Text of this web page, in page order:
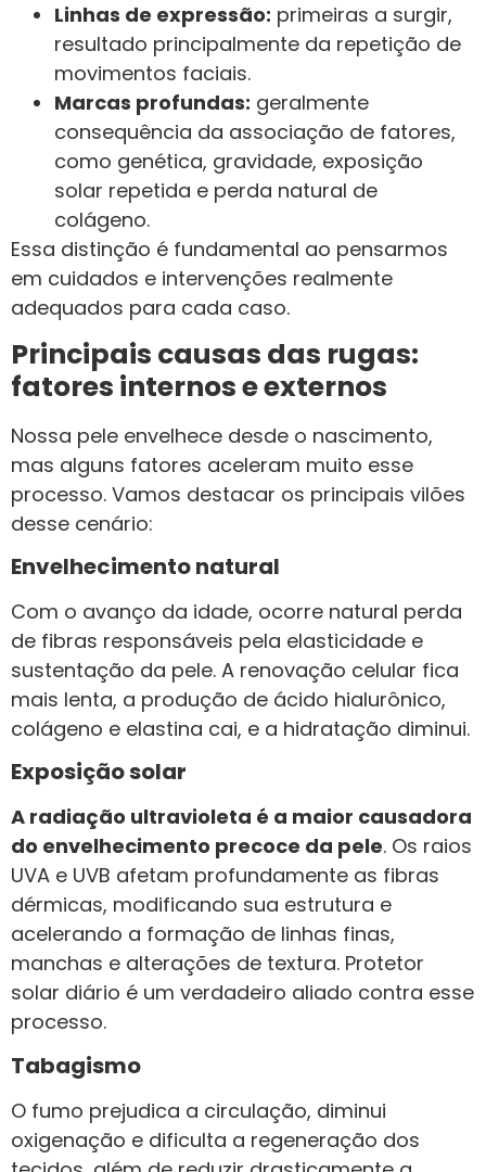
Linhas de expressão: primeiras a surgir,
resultado principalmente da repetição de
movimentos faciais.
Marcas profundas: geralmente
consequência da associação de fatores,
como genética, gravidade, exposição
solar repetida e perda natural de
colágeno.
Essa distinção é fundamental ao pensarmos
em cuidados e intervenções realmente
adequados para cada caso.
Principais causas das rugas:
fatores internos e externos
Nossa pele envelhece desde o nascimento,
mas alguns fatores aceleram muito esse
processo. Vamos destacar os principais vilões
desse cenário:
Envelhecimento natural
Com o avanço da idade, ocorre natural perda
de fibras responsáveis pela elasticidade e
sustentação da pele. A renovação celular fica
mais lenta, a produção de ácido hialurônico,
colágeno e elastina cai, e a hidratação diminui.
Exposição solar
A radiação ultravioleta é a maior causadora
do envelhecimento precoce da pele. Os raios
UVA e UVB afetam profundamente as fibras
dérmicas, modificando sua estrutura e
acelerando a formação de linhas finas,
manchas e alterações de textura. Protetor
solar diário é um verdadeiro aliado contra esse
processo.
Tabagismo
O fumo prejudica a circulação, diminui
oxigenação e dificulta a regeneração dos